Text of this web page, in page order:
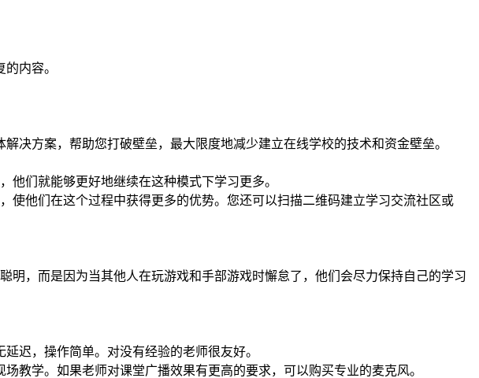
内容。
决方案，帮助您打破壁垒，最大限度地减少建立在线学校的技术和资金壁垒。
他们就能够更好地继续在这种模式下学习更多。
使他们在这个过程中获得更多的优势。您还可以扫描二维码建立学习交流社区或
，而是因为当其他人在玩游戏和手部游戏时懈怠了，他们会尽力保持自己的学习
迟，操作简单。对没有经验的老师很友好。
教学。如果老师对课堂广播效果有更高的要求，可以购买专业的麦克风。